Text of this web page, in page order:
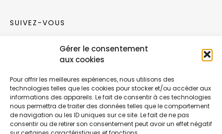
Gérer le consentement
aux cookies
Pour offrir les meilleures expériences, nous utilisons des
technologies telles que les cookies pour stocker et/ou accéder aux
informations des appareils. Le fait de consentir à ces technologies
nous permettra de traiter des données telles que le comportement
de navigation ou les ID uniques sur ce site. Le fait de ne pas
consentir ou de retirer son consentement peut avoir un effet négatif
SUIVEZ-VOUS
Rejoignez notre communauté sur les réseaux
Nouvelles collections, vie de l’équipe ou
inspirations : soyez informés de nos dernières
actualités.